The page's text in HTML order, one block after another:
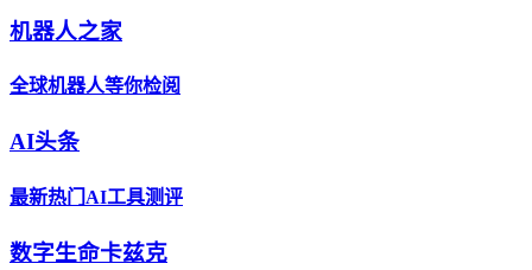
机器人之家
全球机器人等你检阅
AI头条
最新热门AI工具测评
数字生命卡兹克